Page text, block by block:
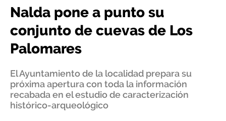
Nalda pone a punto su
conjunto de cuevas de Los
Palomares
El Ayuntamiento de la localidad prepara su
próxima apertura con toda la información
recabada en el estudio de caracterización
histórico-arqueológico